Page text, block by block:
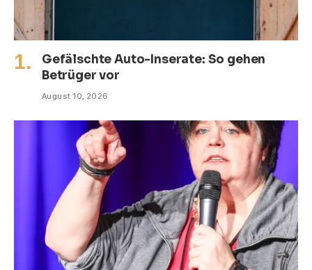
Gefälschte Auto-Inserate: So gehen
Betrüger vor
August 10, 2026